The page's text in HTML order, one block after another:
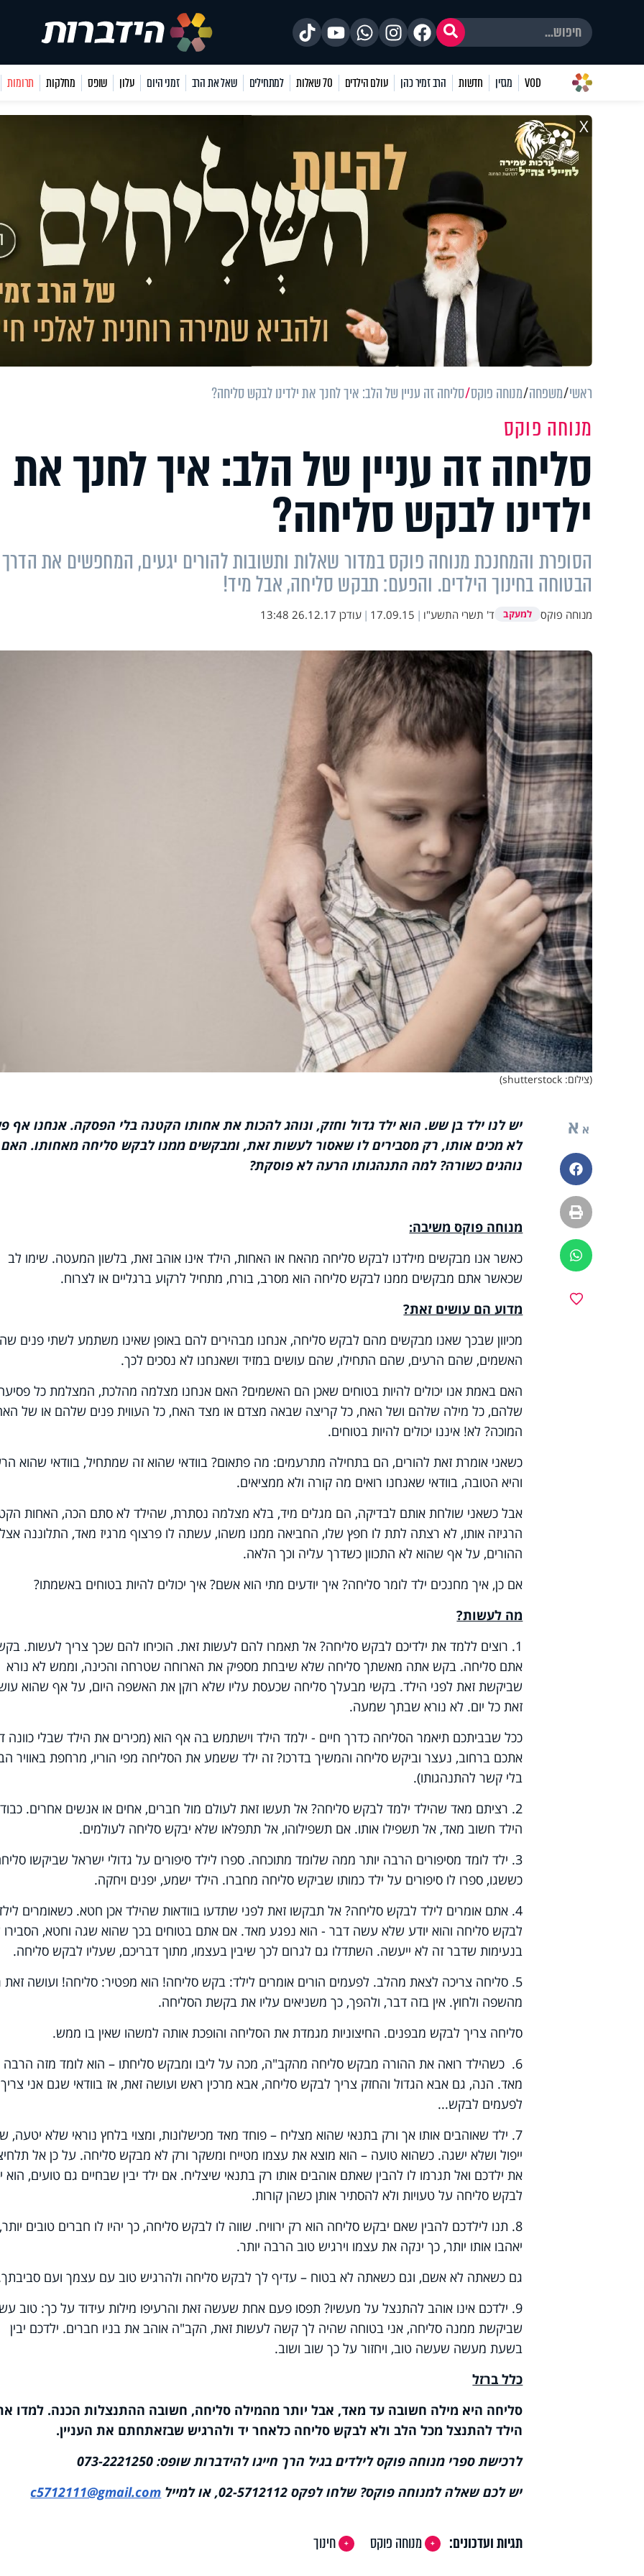
VOD מגזין חדשות הרב זמיר כהן עולם הילדים 70 שאלות למתחילים שאל את הרב זמני היום עלון שופס מחלקות תרומות
X
ראשי משפחה מנוחה פוקס סליחה זה עניין של הלב: איך לחנך את ילדינו לבקש סליחה?
מנוחה פוקס
סליחה זה עניין של הלב: איך לחנך את
ילדינו לבקש סליחה?
הסופרת והמחנכת מנוחה פוקס במדור שאלות ותשובות להורים יגעים, המחפשים את הדרך
הבטוחה בחינוך הילדים. והפעם: תבקש סליחה, אבל מיד!
מנוחה פוקס למעקב ד' תשרי התשע"ו |
17.09.15
| עודכן 26.12.17 13:48
(צילום: shutterstock)
א א
פייסבוק
הדפסה
ווטסאפ
יש לנו ילד בן שש. הוא ילד גדול וחזק, ונוהג להכות את אחותו הקטנה בלי הפסקה. אנחנו אף
לא מכים אותו, רק מסבירים לו שאסור לעשות זאת, ומבקשים ממנו לבקש סליחה מאחותו. האם
נוהגים כשורה? למה התנהגותו הרעה לא פוסקת?
מנוחה פוקס משיבה:
כאשר אנו מבקשים מילדנו לבקש סליחה מהאח או האחות, הילד אינו אוהב זאת, בלשון המעטה. שימו לב
שכאשר אתם מבקשים ממנו לבקש סליחה הוא מסרב, בורח, מתחיל לרקוע ברגליים או לצרוח.
מדוע הם עושים זאת?
מכיוון שבכך שאנו מבקשים מהם לבקש סליחה, אנחנו מבהירים להם באופן שאינו משתמע לשתי פנים
האשמים, שהם הרעים, שהם התחילו, שהם עושים במזיד ושאנחנו לא נסכים לכך.
האם באמת אנו יכולים להיות בטוחים שאכן הם האשמים? האם אנחנו מצלמה מהלכת, המצלמת כל
שלהם, כל מילה שלהם ושל האח, כל קריצה שבאה מצדם או מצד האח, כל העווית פנים שלהם או של
המוכה? לא! איננו יכולים להיות בטוחים.
כשאני אומרת זאת להורים, הם בתחילה מתרעמים: מה פתאום? בוודאי שהוא זה שמתחיל, בוודאי שהוא
והיא הטובה, בוודאי שאנחנו רואים מה קורה ולא ממציאים.
אבל כשאני שולחת אותם לבדיקה, הם מגלים מיד, בלא מצלמה נסתרת, שהילד לא סתם הכה, האחות
הרגיזה אותו, לא רצתה לתת לו חפץ שלו, החביאה ממנו משהו, עשתה לו פרצוף מרגיז מאד, התלוננה אצל
ההורים, על אף שהוא לא התכוון כשדרך עליה וכך הלאה.
אם כן, איך מחנכים ילד לומר סליחה? איך יודעים מתי הוא אשם? איך יכולים להיות בטוחים באשמתו?
מה לעשות?
1. רוצים ללמד את ילדיכם לבקש סליחה? אל תאמרו להם לעשות זאת. הוכיחו להם שכך צריך לעשות.
אתם סליחה. בקש אתה מאשתך סליחה שלא שיבחת מספיק את הארוחה שטרחה והכינה, וממש לא נורא
שביקשת זאת לפני הילד. בקשי מבעלך סליחה שכעסת עליו שלא רוקן את האשפה היום, על אף שהוא
זאת כל יום. לא נורא שבתך שמעה.
ככל שבביתכם תיאמר הסליחה כדרך חיים - ילמד הילד וישתמש בה אף הוא (מכירים את הילד שבלי כוונה
אתכם ברחוב, נעצר וביקש סליחה והמשיך בדרכו? זה ילד ששמע את הסליחה מפי הוריו, מרחפת באוויר
בלי קשר להתנהגותו).
2. רציתם מאד שהילד ילמד לבקש סליחה? אל תעשו זאת לעולם מול חברים, אחים או אנשים אחרים. כבוד
הילד חשוב מאד, אל תשפילו אותו. אם תשפילוהו, אל תתפלאו שלא יבקש סליחה לעולמים.
3. ילד לומד מסיפורים הרבה יותר ממה שלומד מתוכחה. ספרו לילד סיפורים על גדולי ישראל שביקשו
כששגו, ספרו לו סיפורים על ילד כמותו שביקש סליחה מחברו. הילד ישמע, יפנים ויחקה.
4. אתם אומרים לילד לבקש סליחה? אל תבקשו זאת לפני שתדעו בוודאות שהילד אכן חטא. כשאומרים
לבקש סליחה והוא יודע שלא עשה דבר - הוא נפגע מאד. אם אתם בטוחים בכך שהוא שגה וחטא, הסבירו
בנעימות שדבר זה לא ייעשה. השתדלו גם לגרום לכך שיבין בעצמו, מתוך דבריכם, שעליו לבקש סליחה.
5. סליחה צריכה לצאת מהלב. לפעמים הורים אומרים לילד: בקש סליחה! הוא מפטיר: סליחה! ועושה זאת
מהשפה ולחוץ. אין בזה דבר, ולהפך, כך משניאים עליו את בקשת הסליחה.
סליחה צריך לבקש מבפנים. החיצוניות מגמדת את הסליחה והופכת אותה למשהו שאין בו ממש.
6. כשהילד רואה את ההורה מבקש סליחה מהקב"ה, מכה על ליבו ומבקש סליחתו – הוא לומד מזה הרבה
מאד. הנה, גם אבא הגדול והחזק צריך לבקש סליחה, אבא מרכין ראש ועושה זאת, אז בוודאי שגם אני צריך
לפעמים לבקש...
7. ילד שאוהבים אותו אך ורק בתנאי שהוא מצליח – פוחד מאד מכישלונות, ומצוי בלחץ נוראי שלא יטעה,
ייפול ושלא ישגה. כשהוא טועה – הוא מוצא את עצמו מטייח ומשקר ורק לא מבקש סליחה. על כן אל
את ילדכם ואל תגרמו לו להבין שאתם אוהבים אותו רק בתנאי שיצליח. אם ילד יבין שבחיים גם טועים, הוא
לבקש סליחה על טעויות ולא להסתיר אותן כשהן קורות.
8. תנו לילדכם להבין שאם יבקש סליחה הוא רק ירוויח. שווה לו לבקש סליחה, כך יהיו לו חברים טובים
יאהבו אותו יותר, כך ינקה את עצמו וירגיש טוב הרבה יותר.
גם כשאתה לא אשם, וגם כשאתה לא בטוח – עדיף לך לבקש סליחה ולהרגיש טוב עם עצמך ועם
9. ילדכם אינו אוהב להתנצל על מעשיו? תפסו פעם אחת שעשה זאת והרעיפו מילות עידוד על כך: טוב
שביקשת ממנה סליחה, אני בטוחה שהיה לך קשה לעשות זאת, הקב"ה אוהב את בניו חברים. ילדכם יבין
בשעת מעשה שעשה טוב, ויחזור על כך שוב ושוב.
כלל ברזל
סליחה היא מילה חשובה עד מאד, אבל יותר מהמילה סליחה, חשובה ההתנצלות הכנה. למדו
הילד להתנצל מכל הלב ולא לבקש סליחה כלאחר יד ולהרגיש שבזאתחתם את העניין.
לרכישת ספרי מנוחה פוקס לילדים בגיל הרך חייגו להידברות שופס: 073-2221250
יש לכם שאלה למנוחה פוקס? שלחו לפקס 02-5712112, או למייל
c5712111@gmail.com
תגיות ועדכונים: מנוחה פוקס חינוך